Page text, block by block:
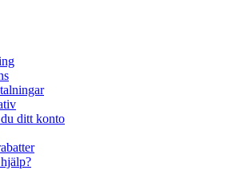
ditt konto